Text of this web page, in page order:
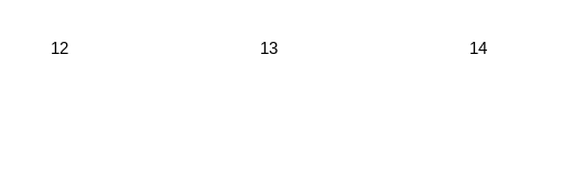
12 13 14